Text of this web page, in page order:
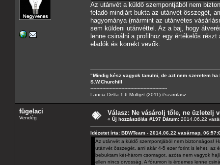
Az utánvét a küldő szempontjából nem
feladó mindjárt bukta az utánvét összegét,
hagyománya (mármint az utánvétes
sem küldeni utánvéttel. Az a baj, hogy
lenne csinálni a profilhoz egy értékelős
eladók és korrekt vevők.
"Mindig kész vagyok tanulni, de azt nem szeretem
S.W.Churchill
----------------------------------------------------
Lancia Delta 1.6 Multijet (2011) #szarolasz
fügelaci
Vendég
Válasz: Ne vásárolj tőle, ne üzletelj
« Új hozzászólás #197 Dátum: 2014.06.22
Idézetet írta: BDWTeam - 2014.06.22 vasárnap,
Az utánvét a küldő szempontjából nem biztonságos!
utánvét összegét, ami akár 4-5 ezer forint is lehet, az
bebuktam két-három csomagot, azóta nem vagyok
ellen nincs orvosság. A fórumon is érdemes lenne